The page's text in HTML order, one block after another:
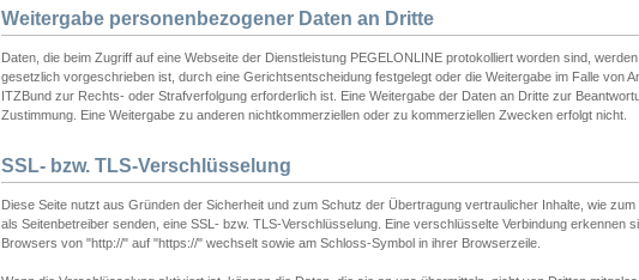
Weitergabe personenbezogener Daten an Dritte
Daten, die beim Zugriff auf eine Webseite der Dienstleistung PEGELONLINE protokolliert worden sind,
gesetzlich vorgeschrieben ist, durch eine Gerichtsentscheidung festgelegt oder die Weitergabe im Falle von
ITZBund zur Rechts- oder Strafverfolgung erforderlich ist. Eine Weitergabe der Daten an Dritte zur
Zustimmung. Eine Weitergabe zu anderen nichtkommerziellen oder zu kommerziellen Zwecken erfolgt nicht.
SSL- bzw. TLS-Verschlüsselung
Diese Seite nutzt aus Gründen der Sicherheit und zum Schutz der Übertragung vertraulicher Inhalte, wie
als Seitenbetreiber senden, eine SSL- bzw. TLS-Verschlüsselung. Eine verschlüsselte Verbindung erkennen
Browsers von "http://" auf "https://" wechselt sowie am Schloss-Symbol in ihrer Browserzeile.